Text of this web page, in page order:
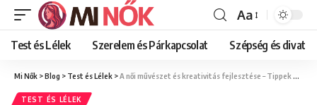
Font
Resizer
Aa
Test és Lélek Szerelem és Párkapcsolat Szépség és divat
Mi Nők >Blog > Test és Lélek >A női művészet és kreativitás fejlesztése – Tippek és technikák a belső művész megtalálásához
TEST ÉS LÉLEK